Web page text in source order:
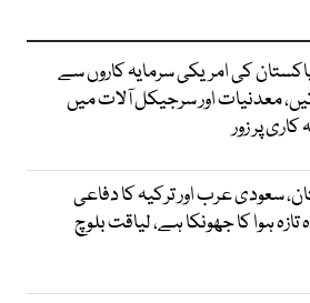
کی امریکی سرمایہ کاروں سے
معدنیات اور سرجیکل آلات میں
کاری پر زور
سعودی عرب اور ترکیہ کا دفاعی
تازہ ہوا کا جھونکا ہے، لیاقت بلوچ